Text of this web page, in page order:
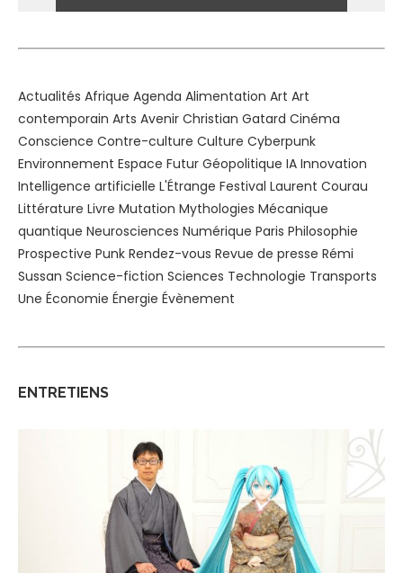
Actualités Afrique Agenda Alimentation Art Art
contemporain Arts Avenir Christian Gatard Cinéma
Conscience Contre-culture Culture Cyberpunk
Environnement Espace Futur Géopolitique IA Innovation
Intelligence artificielle L'Étrange Festival Laurent Courau
Littérature Livre Mutation Mythologies Mécanique
quantique Neurosciences Numérique Paris Philosophie
Prospective Punk Rendez-vous Revue de presse Rémi
Sussan Science-fiction Sciences Technologie Transports
Une Économie Énergie Évènement
ENTRETIENS